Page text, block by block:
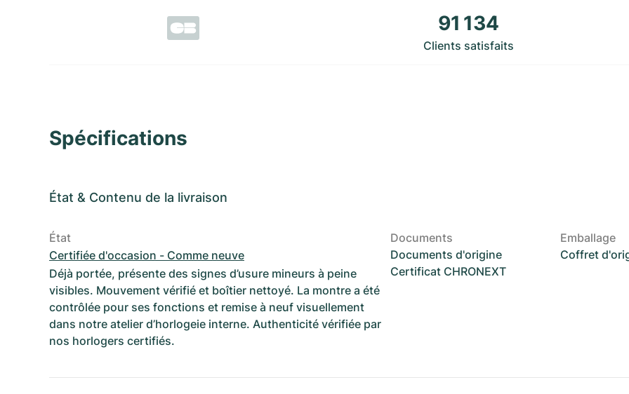
91 134
Clients satisfaits
Spécifications
État & Contenu de la livraison
État
Certifiée d'occasion - Comme neuve
Déjà portée, présente des signes d’usure mineurs à peine
visibles. Mouvement vérifié et boîtier nettoyé. La montre a été
contrôlée pour ses fonctions et remise à neuf visuellement
dans notre atelier d’horlogeie interne. Authenticité vérifiée par
nos horlogers certifiés.
Documents
Documents d'origine
Certificat CHRONEXT
Emballage
Coffret